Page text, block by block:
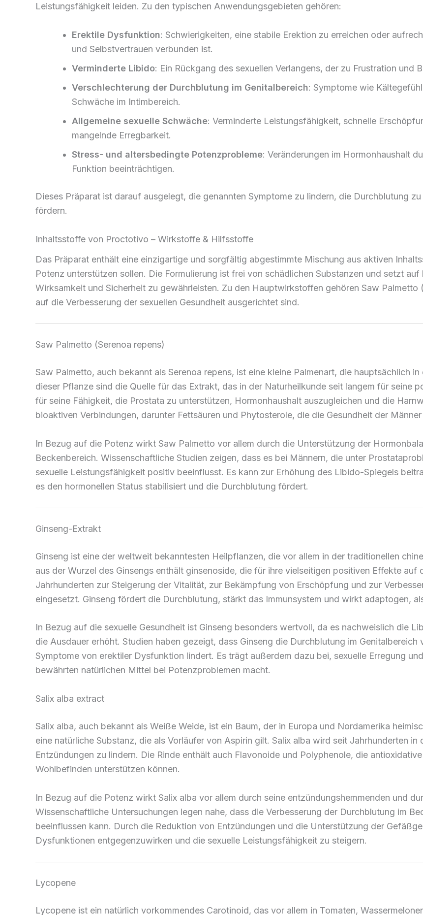
Leistungsfähigkeit leiden. Zu den typischen Anwendungsgebieten gehören:
Erektile Dysfunktion: Schwierigkeiten, eine stabile Erektion zu erreichen oder
und Selbstvertrauen verbunden ist.
Verminderte Libido: Ein Rückgang des sexuellen Verlangens, der zu Frustration und
Verschlechterung der Durchblutung im Genitalbereich: Symptome wie
Schwäche im Intimbereich.
Allgemeine sexuelle Schwäche: Verminderte Leistungsfähigkeit, schnelle
mangelnde Erregbarkeit.
Stress- und altersbedingte Potenzprobleme: Veränderungen im Hormonhaushalt
Funktion beeinträchtigen.
Dieses Präparat ist darauf ausgelegt, die genannten Symptome zu lindern, die Durchblutung
fördern.
Inhaltsstoffe von Proctotivo – Wirkstoffe & Hilfsstoffe
Das Präparat enthält eine einzigartige und sorgfältig abgestimmte Mischung aus aktiven
Potenz unterstützen sollen. Die Formulierung ist frei von schädlichen Substanzen und setzt
Wirksamkeit und Sicherheit zu gewährleisten. Zu den Hauptwirkstoffen gehören Saw
auf die Verbesserung der sexuellen Gesundheit ausgerichtet sind.
Saw Palmetto (Serenoa repens)
Saw Palmetto, auch bekannt als Serenoa repens, ist eine kleine Palmenart, die hauptsächlich
dieser Pflanze sind die Quelle für das Extrakt, das in der Naturheilkunde seit langem für seine
für seine Fähigkeit, die Prostata zu unterstützen, Hormonhaushalt auszugleichen und die
bioaktiven Verbindungen, darunter Fettsäuren und Phytosterole, die die Gesundheit der
In Bezug auf die Potenz wirkt Saw Palmetto vor allem durch die Unterstützung der
Beckenbereich. Wissenschaftliche Studien zeigen, dass es bei Männern, die unter
sexuelle Leistungsfähigkeit positiv beeinflusst. Es kann zur Erhöhung des Libido-Spiegels
es den hormonellen Status stabilisiert und die Durchblutung fördert.
Ginseng-Extrakt
Ginseng ist eine der weltweit bekanntesten Heilpflanzen, die vor allem in der traditionellen
aus der Wurzel des Ginsengs enthält ginsenoside, die für ihre vielseitigen positiven Effekte auf
Jahrhunderten zur Steigerung der Vitalität, zur Bekämpfung von Erschöpfung und zur
eingesetzt. Ginseng fördert die Durchblutung, stärkt das Immunsystem und wirkt adaptogen,
In Bezug auf die sexuelle Gesundheit ist Ginseng besonders wertvoll, da es nachweislich die
die Ausdauer erhöht. Studien haben gezeigt, dass Ginseng die Durchblutung im
Symptome von erektiler Dysfunktion lindert. Es trägt außerdem dazu bei, sexuelle Erregung
bewährten natürlichen Mittel bei Potenzproblemen macht.
Salix alba extract
Salix alba, auch bekannt als Weiße Weide, ist ein Baum, der in Europa und Nordamerika
eine natürliche Substanz, die als Vorläufer von Aspirin gilt. Salix alba wird seit Jahrhunderten
Entzündungen zu lindern. Die Rinde enthält auch Flavonoide und Polyphenole, die
Wohlbefinden unterstützen können.
In Bezug auf die Potenz wirkt Salix alba vor allem durch seine entzündungshemmenden und
Wissenschaftliche Untersuchungen legen nahe, dass die Verbesserung der Durchblutung im
beeinflussen kann. Durch die Reduktion von Entzündungen und die Unterstützung der
Dysfunktionen entgegenzuwirken und die sexuelle Leistungsfähigkeit zu steigern.
Lycopene
Lycopene ist ein natürlich vorkommendes Carotinoid, das vor allem in Tomaten,